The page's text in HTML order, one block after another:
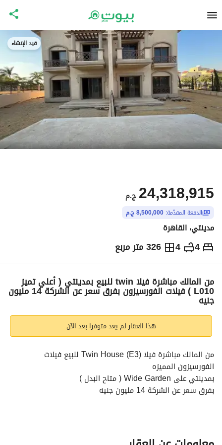
قيد الإنشاء
ج.م 24,318,915
الدفعة المقدّمة: 8,500,000 ج.م
مدينتي، القاهرة
4
4 326 متر مربع ج.م24,318,915
الاماكن القريبة من المالك مباشرة فيلا twin للبيع بمدينتي ( أعلي تميز
L010 ) فيلات الفورسيزون بفرق سعر عن الشركة 14 مليون
جنيه
هذا العقار لم يعد متوفرا بعد الآن
الفورسيزون المميزه
بمدينتي على Wide Garden ( متاح البدل )
بفرق سعر عن الشركة 14 مليون جنيه
الغرف : 4 الحمام : 4